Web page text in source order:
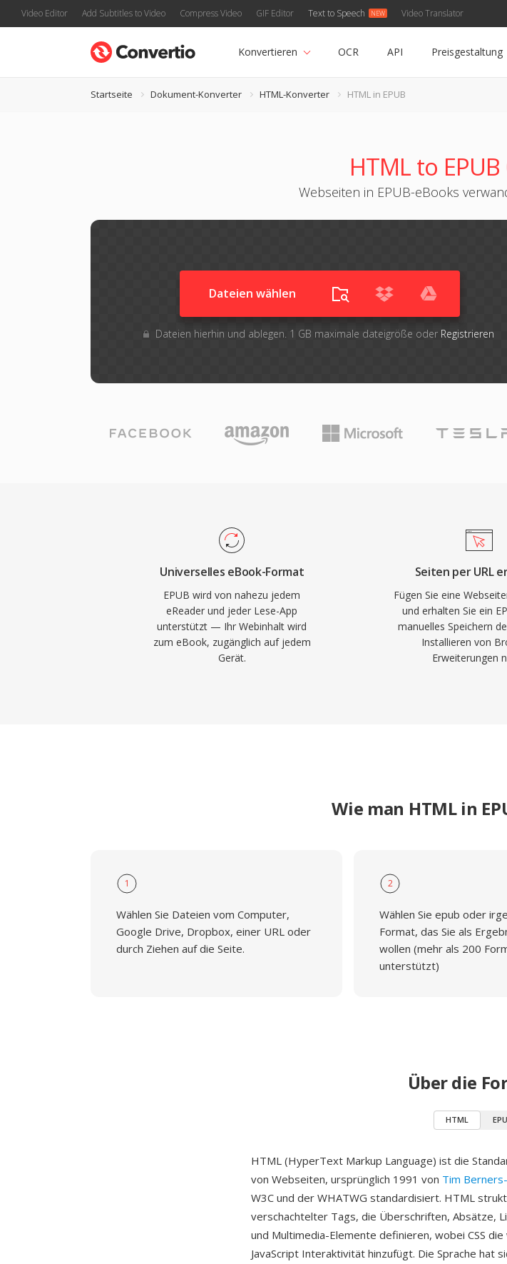
Video Editor Add Subtitles to Video Compress Video GIF Editor Text to Speech Video Translator
Konvertieren OCR API Preisgestaltung
Startseite Dokument-Konverter HTML-Konverter HTML in EPUB
HTML to
Webseiten in EPUB-eBooks
Dateien wählen
Dateien hierhin und ablegen. 1 GB maximale dateigröße oder Registrieren
Universelles eBook-Format
EPUB wird von nahezu jedem
eReader und jeder Lese-App
unterstützt — Ihr Webinhalt wird
zum eBook, zugänglich auf jedem
Gerät.
Seiten per URL
Fügen Sie eine
und erhalten Sie ein
manuelles Speichern
Installieren von
Erweiterungen
Wie man HTML in
1
Wählen Sie Dateien vom Computer,
Google Drive, Dropbox, einer URL oder
durch Ziehen auf die Seite.
2
Wählen Sie epub oder
Format, das Sie als
wollen (mehr als 200
unterstützt)
Über die
HTML
HTML (HyperText Markup Language) ist die
von Webseiten, ursprünglich 1991 von Tim
W3C und der WHATWG standardisiert. HTML
verschachtelter Tags, die Überschriften, Absätze,
und Multimedia-Elemente definieren, wobei CSS
JavaScript Interaktivität hinzufügt. Die Sprache hat